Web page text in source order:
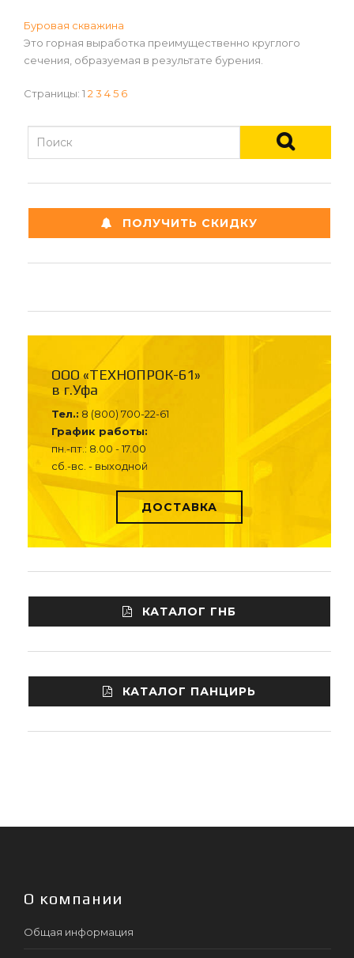
Буровая скважина
Это горная выработка преимущественно круглого
сечения, образуемая в результате бурения.
Страницы: 1 2 3 45 6
ПОЛУЧИТЬ СКИДКУ
ООО «ТЕХНОПРОК-61»
в г.Уфа
Тел.: 8 (800) 700-22-61
График работы:
пн.-пт.: 8.00 - 17.00
сб.-вс. - выходной
ДОСТАВКА
КАТАЛОГ ГНБ
КАТАЛОГ ПАНЦИРЬ
О компании
Общая информация